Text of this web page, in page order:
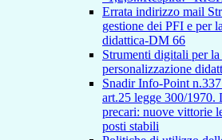
Errata indirizzo mail
gestione dei PFI e per
didattica-DM 66
Strumenti digitali per
personalizzazione
Snadir Info-Point
art.25 legge 300/1970.
precari: nuove vittorie
posti stabili